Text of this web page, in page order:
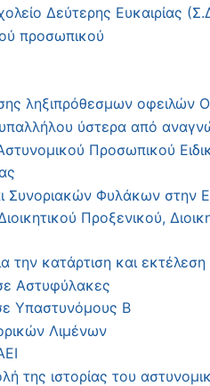
Δεύτερης Ευκαιρίας
προσωπικού
ληξιπρόθεσμων οφειλών
ύστερα από
Προσωπικού
Συνοριακών Φυλάκων στην
Προξενικού,
την κατάρτιση και
Αστυφύλακες
Υπαστυνόμους Β
Λιμένων
της ιστορίας του